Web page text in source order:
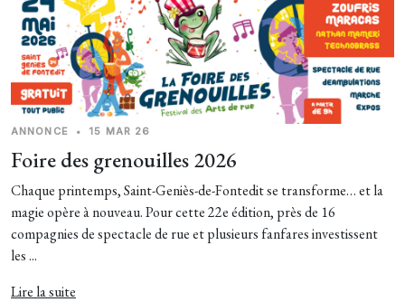
ANNONCE • 15 MAR 26
Foire des grenouilles 2026
Chaque printemps, Saint-Geniès-de-Fontedit se transforme… et la
magie opère à nouveau. Pour cette 22e édition, près de 16
compagnies de spectacle de rue et plusieurs fanfares investissent
les ...
Lire la suite